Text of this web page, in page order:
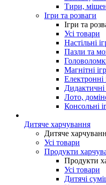
Тири,
Ігри та розваги
Ігри та
Усі товари
Настільні
Пазли та
Магнітні
Електронні
Дидактичні
Лото,
Консольні
Дитяче харчування
Дитяче
Усі товари
Продукти
Продукти
Усі товари
Дитячі